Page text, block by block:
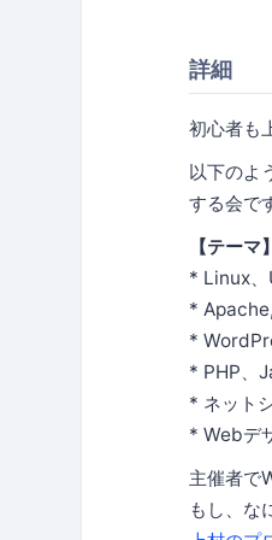
詳細
初心者も
以下のよ
する会で
【テーマ】
* Linux、
*
*
* PHP、
* ネット
* Webデ
主催者で
もし、な